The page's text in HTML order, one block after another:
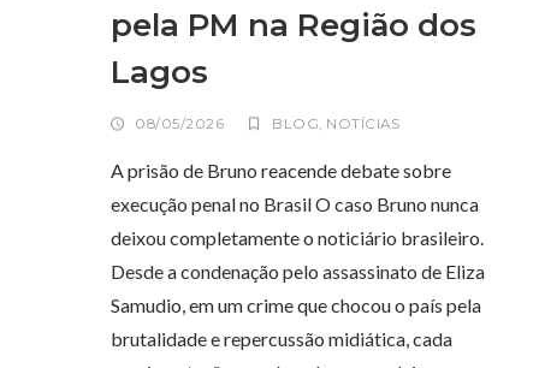
pela PM na Região dos
Lagos
08/05/2026 BLOG, NOTÍCIAS
A prisão de Bruno reacende debate sobre
execução penal no Brasil O caso Bruno nunca
deixou completamente o noticiário brasileiro.
Desde a condenação pelo assassinato de Eliza
Samudio, em um crime que chocou o país pela
brutalidade e repercussão midiática, cada